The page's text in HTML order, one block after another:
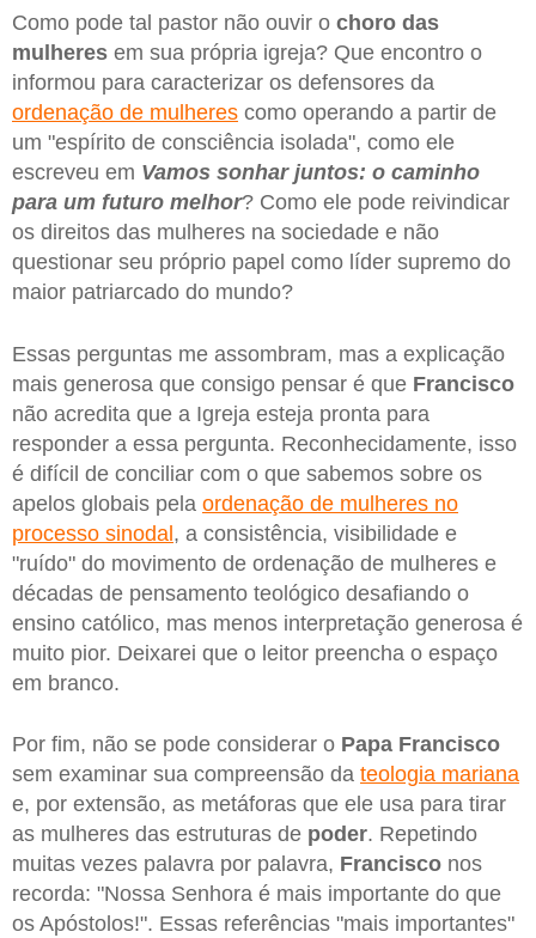
Como pode tal pastor não ouvir o choro das
mulheres em sua própria igreja? Que encontro o
informou para caracterizar os defensores da
ordenação de mulheres como operando a partir de
um "espírito de consciência isolada", como ele
escreveu em Vamos sonhar juntos: o caminho
para um futuro melhor? Como ele pode reivindicar
os direitos das mulheres na sociedade e não
questionar seu próprio papel como líder supremo do
maior patriarcado do mundo?
Essas perguntas me assombram, mas a explicação
mais generosa que consigo pensar é que Francisco
não acredita que a Igreja esteja pronta para
responder a essa pergunta. Reconhecidamente, isso
é difícil de conciliar com o que sabemos sobre os
apelos globais pela ordenação de mulheres no
processo sinodal, a consistência, visibilidade e
"ruído" do movimento de ordenação de mulheres e
décadas de pensamento teológico desafiando o
ensino católico, mas menos interpretação generosa é
muito pior. Deixarei que o leitor preencha o espaço
em branco.
Por fim, não se pode considerar o Papa Francisco
sem examinar sua compreensão da teologia mariana
e, por extensão, as metáforas que ele usa para tirar
as mulheres das estruturas de poder. Repetindo
muitas vezes palavra por palavra, Francisco nos
recorda: "Nossa Senhora é mais importante do que
os Apóstolos!". Essas referências "mais importantes"